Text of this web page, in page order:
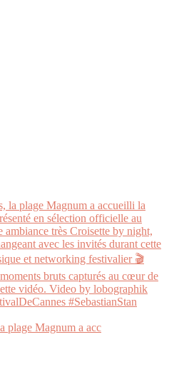
plage Magnum a acc